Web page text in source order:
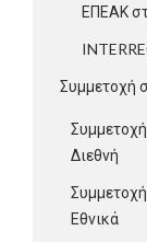
ΕΠΕΑΚ
Συμμετοχή
Διεθνή
Εθνικά